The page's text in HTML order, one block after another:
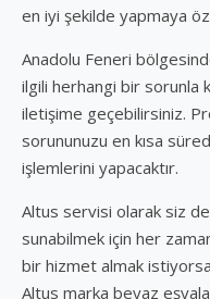
en iyi şekilde yapmaya
Anadolu Feneri
ilgili herhangi bir sorunla
iletişime geçebilirsiniz.
sorununuzu en kısa
işlemlerini yapacaktır.
Altus servisi olarak siz
sunabilmek için her
bir hizmet almak
Altus marka beyaz